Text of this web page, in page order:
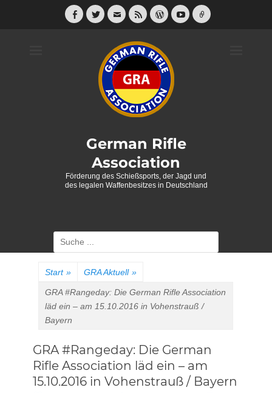
Facebook
Twitter
E-
Feed WordPress
YouTube
Link
German Rifle
Association
Förderung des Schießsports, der Jagd und
des legalen Waffenbesitzes in Deutschland
Suche
nach:
Start » GRA Aktuell »
GRA #Rangeday: Die German Rifle Association
läd ein – am 15.10.2016 in Vohenstrauß /
Bayern
GRA #Rangeday: Die German
Rifle Association läd ein – am
15.10.2016 in Vohenstrauß / Bayern